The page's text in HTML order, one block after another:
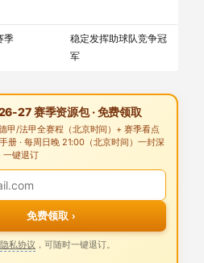
季
稳定发挥助球队竞争冠
军
27 赛季资源包 · 免费领取
甲/法甲全赛程（北京时间）+ 赛季看点
册 · 每周日晚 21:00（北京时间）一封深
一键退订
免费领取 ›
隐私协议 ，可随时一键退订。